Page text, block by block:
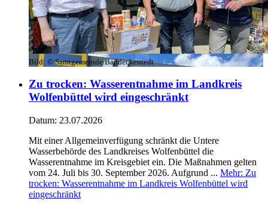
Bild: © Samtgemeinde Baddeckentedt
Zu trocken: Wasserentnahme im Landkreis
Wolfenbüttel wird eingeschränkt
Datum: 23.07.2026
Mit einer Allgemeinverfügung schränkt die Untere
Wasserbehörde des Landkreises Wolfenbüttel die
Wasserentnahme im Kreisgebiet ein. Die Maßnahmen gelten
vom 24. Juli bis 30. September 2026. Aufgrund ... Mehr: Zu
trocken: Wasserentnahme im Landkreis Wolfenbüttel wird
eingeschränkt